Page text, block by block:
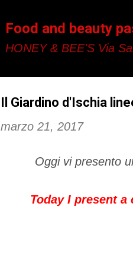
Food and beauty
HONEY & BEE'S Via
Il Giardino d'Ischia
marzo 21, 2017
Oggi vi presento
Today I present